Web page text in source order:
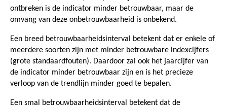
ontbreken is de indicator minder betrouwbaar, maar de
omvang van deze onbetrouwbaarheid is onbekend.
Een breed betrouwbaarheidsinterval betekent dat er enkele of
meerdere soorten zijn met minder betrouwbare indexcijfers
(grote standaardfouten). Daardoor zal ook het jaarcijfer van
de indicator minder betrouwbaar zijn en is het precieze
verloop van de trendlijn minder goed te bepalen.
Een smal betrouwbaarheidsinterval betekent dat de